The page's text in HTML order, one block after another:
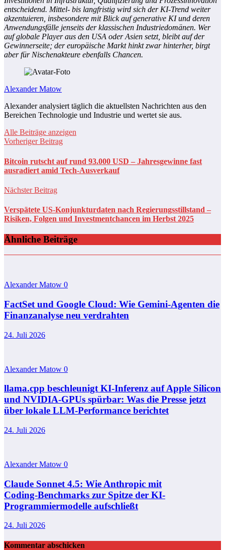
entscheidend. Mittel- bis langfristig wird sich der KI-Trend weiter
akzentuieren, insbesondere mit Blick auf generative KI und deren
Anwendungsfälle jenseits der klassischen Industriedomänen. Wer
auf globale Player aus den USA oder Asien setzt, bleibt auf der
Gewinnerseite; der europäische Markt hinkt zwar hinterher, birgt
aber für Nischenakteure ebenfalls Chancen.
Alexander Matow
Alexander analysiert täglich die aktuellsten Nachrichten aus den
Bereichen Technologie und Industrie und wertet sie aus.
Alle Beiträge anzeigen
Vorheriger Beitrag
Bitcoin rutscht auf rund 93.000 USD – Jahresgewinne fast
ausradiert amid Tech-Ausverkauf
Nächster Beitrag
Verspätete US-Konjunkturdaten nach Regierungsstillstand –
Risiken, Folgen und Investmentchancen im Herbst 2025
Ähnliche Beiträge
Alexander Matow 0
FactSet und Google Cloud: Wie Gemini-Agenten die
Finanzanalyse neu verdrahten
24. Juli 2026
Alexander Matow 0
llama.cpp beschleunigt KI-Inferenz auf Apple Silicon
und NVIDIA-GPUs spürbar: Was die Presse jetzt
über lokale LLM-Performance berichtet
24. Juli 2026
Alexander Matow 0
Claude Sonnet 4.5: Wie Anthropic mit
Coding‑Benchmarks zur Spitze der KI-
Programmiermodelle aufschließt
24. Juli 2026
Kommentar abschicken